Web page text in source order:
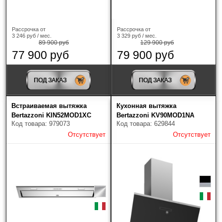
Рассрочка от
3 246 руб / мес.
89 900 руб
77 900 руб
ПОД ЗАКАЗ
Рассрочка от
3 329 руб / мес.
129 900 руб
79 900 руб
ПОД ЗАКАЗ
Встраиваемая вытяжка
Bertazzoni KIN52MOD1XC
Код товара: 979073
Отсутствует
Кухонная вытяжка
Bertazzoni KV90MOD1NA
Код товара: 629844
Отсутствует